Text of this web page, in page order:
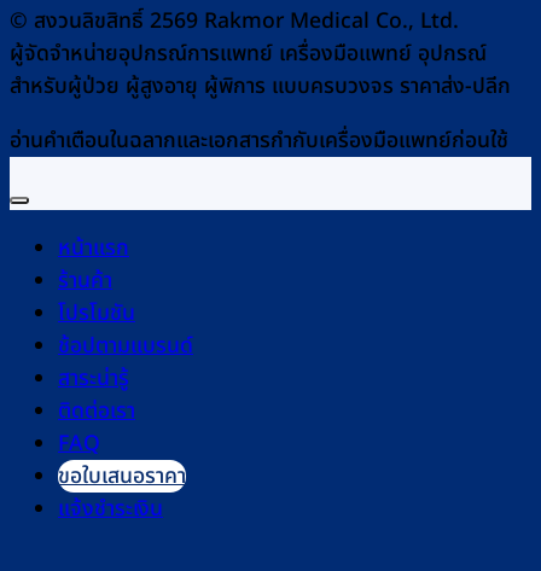
© สงวนลิขสิทธิ์ 2569 Rakmor Medical Co., Ltd.
ผู้จัดจำหน่ายอุปกรณ์การแพทย์ เครื่องมือแพทย์ อุปกรณ์
สำหรับผู้ป่วย ผู้สูงอายุ ผู้พิการ แบบครบวงจร ราคาส่ง-ปลีก
อ่านคำเตือนในฉลากและเอกสารกำกับเครื่องมือแพทย์ก่อนใช้
หน้าแรก
ร้านค้า
โปรโมชัน
ช้อปตามแบรนด์
สาระน่ารู้
ติดต่อเรา
FAQ
ขอใบเสนอราคา
แจ้งชำระเงิน